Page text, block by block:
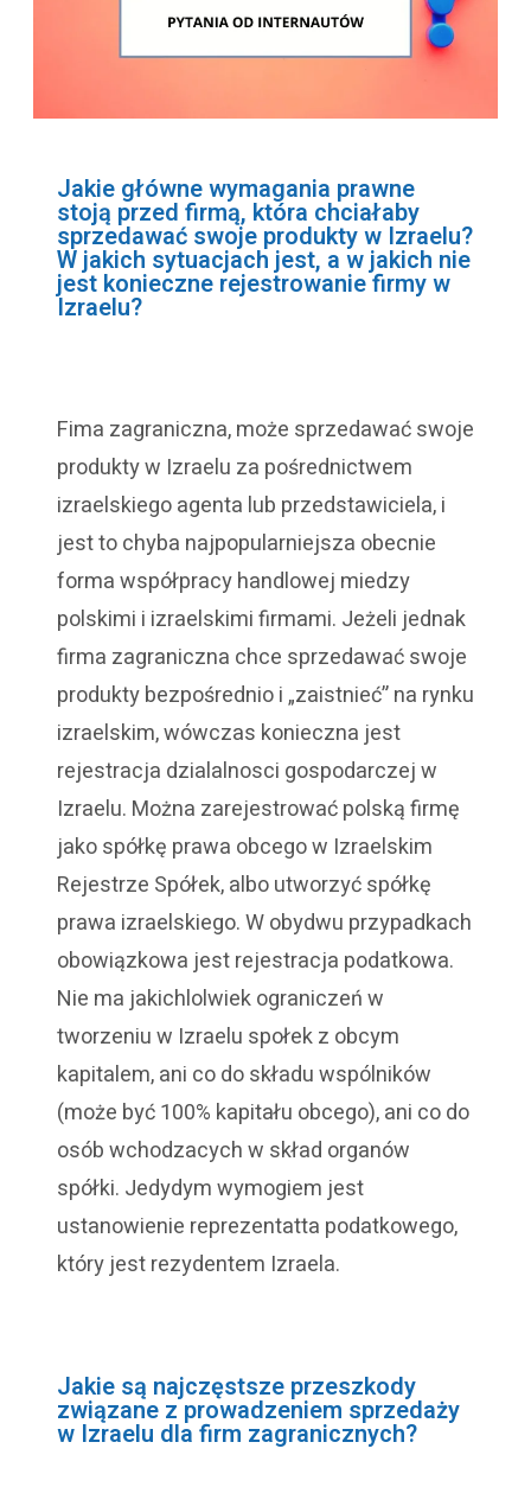
Jakie główne wymagania prawne
stoją przed firmą, która chciałaby
sprzedawać swoje produkty w Izraelu?
W jakich sytuacjach jest, a w jakich nie
jest konieczne rejestrowanie firmy w
Izraelu?
Fima zagraniczna, może sprzedawać swoje
produkty w Izraelu za pośrednictwem
izraelskiego agenta lub przedstawiciela, i
jest to chyba najpopularniejsza obecnie
forma współpracy handlowej miedzy
polskimi i izraelskimi firmami. Jeżeli jednak
firma zagraniczna chce sprzedawać swoje
produkty bezpośrednio i „zaistnieć” na rynku
izraelskim, wówczas konieczna jest
rejestracja dzialalnosci gospodarczej w
Izraelu. Można zarejestrować polską firmę
jako spółkę prawa obcego w Izraelskim
Rejestrze Spółek, albo utworzyć spółkę
prawa izraelskiego. W obydwu przypadkach
obowiązkowa jest rejestracja podatkowa.
Nie ma jakichlolwiek ograniczeń w
tworzeniu w Izraelu społek z obcym
kapitalem, ani co do składu wspólników
(może być 100% kapitału obcego), ani co do
osób wchodzacych w skład organów
spółki. Jedydym wymogiem jest
ustanowienie reprezentatta podatkowego,
który jest rezydentem Izraela.
Jakie są najczęstsze przeszkody
związane z prowadzeniem sprzedaży
w Izraelu dla firm zagranicznych?